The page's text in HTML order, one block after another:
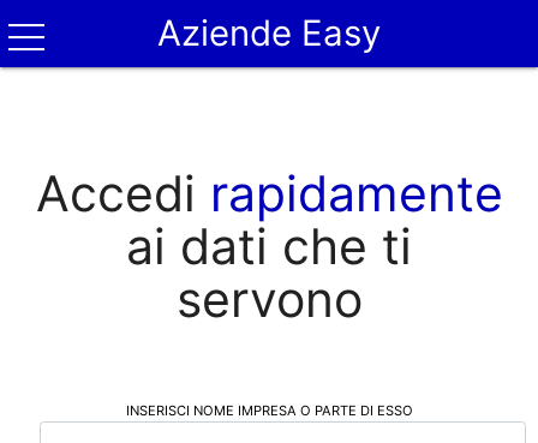
Aziende Easy
Accedi rapidamente
ai dati che ti
servono
INSERISCI NOME IMPRESA O PARTE DI ESSO